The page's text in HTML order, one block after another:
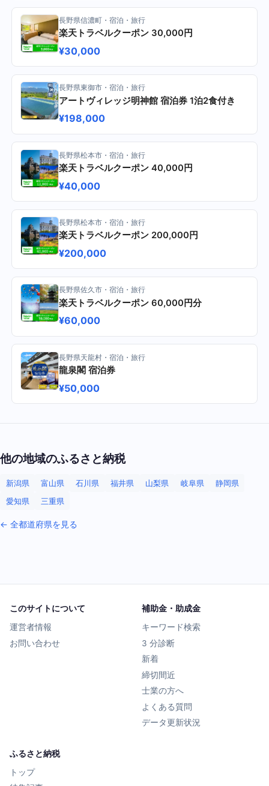
長野県信濃町・宿泊・旅行
楽天トラベルクーポン 30,000円
¥30,000
長野県東御市・宿泊・旅行
アートヴィレッジ明神館 宿泊券 1泊2食付き
¥198,000
長野県松本市・宿泊・旅行
楽天トラベルクーポン 40,000円
¥40,000
長野県松本市・宿泊・旅行
楽天トラベルクーポン 200,000円
¥200,000
長野県佐久市・宿泊・旅行
楽天トラベルクーポン 60,000円分
¥60,000
長野県天龍村・宿泊・旅行
龍泉閣 宿泊券
¥50,000
他の地域のふるさと納税
新潟県 富山県 石川県 福井県 山梨県 岐阜県
静岡県
愛知県
三重県
← 全都道府県を見る
このサイトについて
運営者情報
お問い合わせ
補助金・助成金
キーワード検索
3 分診断
新着
締切間近
士業の方へ
よくある質問
データ更新状況
ふるさと納税
トップ